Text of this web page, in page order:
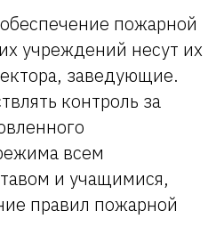
пожарной
учреждений несут их
заведующие.
контроль за
всем
и учащимися,
правил пожарной